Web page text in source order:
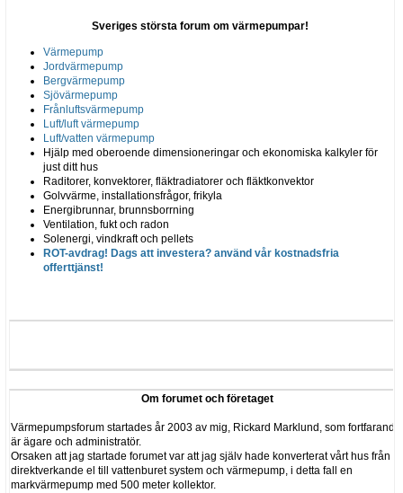
Sveriges största forum om värmepumpar!
Värmepump
Jordvärmepump
Bergvärmepump
Sjövärmepump
Frånluftsvärmepump
Luft/luft värmepump
Luft/vatten värmepump
Hjälp med oberoende dimensioneringar och ekonomiska kalkyler för
just ditt hus
Raditorer, konvektorer, fläktradiatorer och fläktkonvektor
Golvvärme, installationsfrågor, frikyla
Energibrunnar, brunnsborrning
Ventilation, fukt och radon
Solenergi, vindkraft och pellets
ROT-avdrag! Dags att investera? använd vår kostnadsfria
offerttjänst!
Om forumet och företaget
Värmepumpsforum startades år 2003 av mig, Rickard Marklund, som fortfarande
är ägare och administratör.
Orsaken att jag startade forumet var att jag själv hade konverterat vårt hus från
direktverkande el till vattenburet system och värmepump, i detta fall en
markvärmepump med 500 meter kollektor.